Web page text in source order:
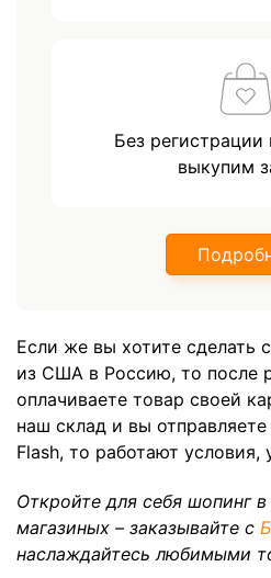
Без регистрации
выкупим
Если же вы хотите сделать
из США в Россию, то после
оплачиваете товар своей
наш склад и вы
Flash, то работают условия,
Откройте для себя шопинг
магазиных – заказывайте с
наслаждайтесь любимыми